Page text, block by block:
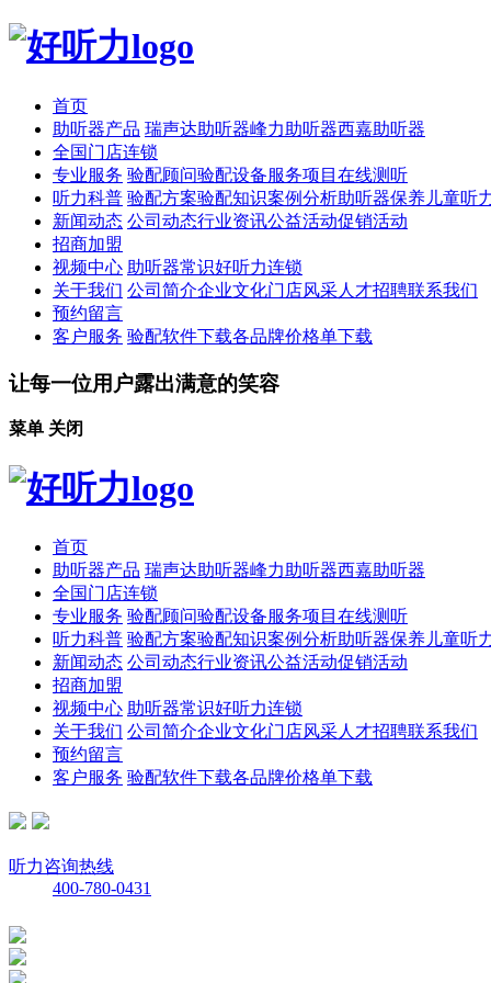
首页
助听器产品 瑞声达助听器峰力助听器西嘉助听器
全国门店连锁
专业服务 验配顾问验配设备服务项目 在线测听
听力科普 验配方案验配知识案例分析助听器保养 儿童听
新闻动态 公司动态行业资讯公益活动促销活动
招商加盟
视频中心 助听器常识好听力连锁
关于我们 公司简介企业文化门店风采人才招聘联系我们
预约留言
客户服务 验配软件下载各品牌价格单下载
让每一位用户露出满意的笑容
菜单 关闭
首页
助听器产品 瑞声达助听器峰力助听器西嘉助听器
全国门店连锁
专业服务 验配顾问验配设备服务项目 在线测听
听力科普 验配方案验配知识案例分析助听器保养 儿童听
新闻动态 公司动态行业资讯公益活动促销活动
招商加盟
视频中心 助听器常识好听力连锁
关于我们 公司简介企业文化门店风采人才招聘联系我们
预约留言
客户服务 验配软件下载各品牌价格单下载
听力咨询热线
400-780-0431